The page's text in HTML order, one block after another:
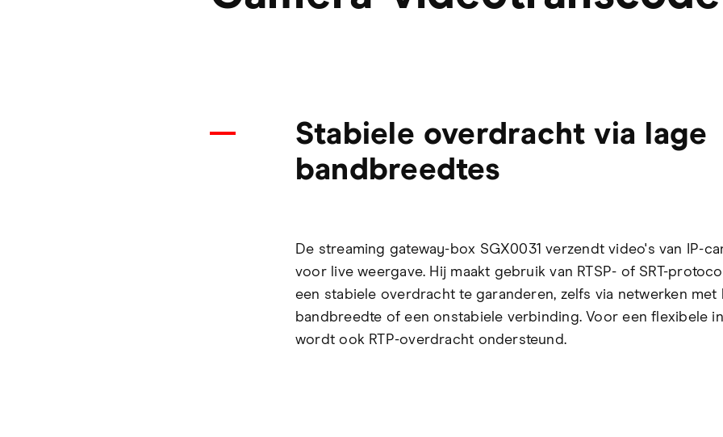
Stabiele overdracht via lage
bandbreedtes
De streaming gateway-box SGX0031 verzendt video's van IP-
voor live weergave. Hij maakt gebruik van RTSP- of SRT-
een stabiele overdracht te garanderen, zelfs via netwerken met
bandbreedte of een onstabiele verbinding. Voor een flexibele
wordt ook RTP-overdracht ondersteund.